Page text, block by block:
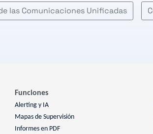
las Comunicaciones Unificadas
Funciones
Alerting y IA
Mapas de Supervisión
Informes en PDF